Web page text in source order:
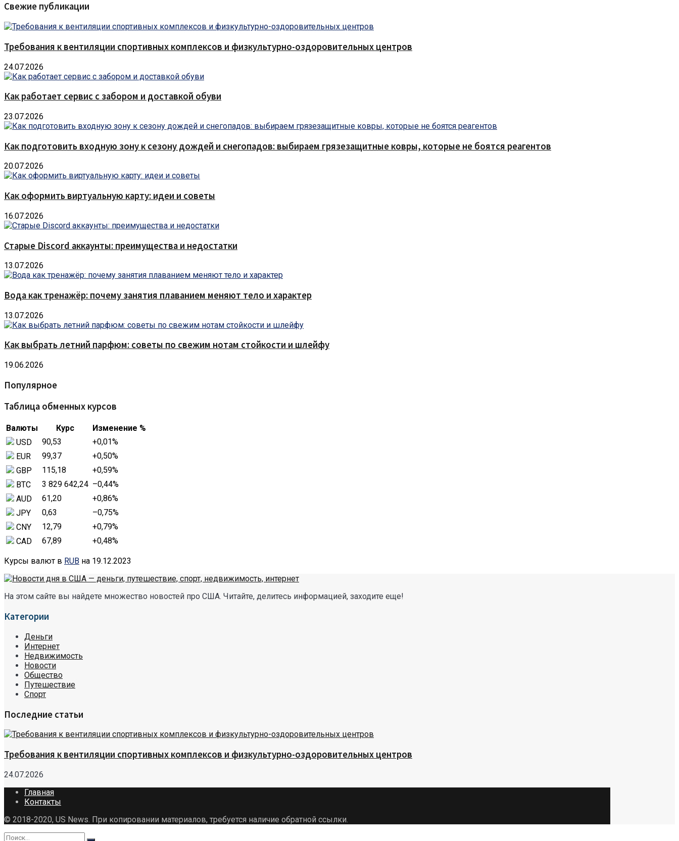
Свежие публикации
Требования к вентиляции спортивных комплексов и физкультурно-оздоровительных центров
24.07.2026
Как работает сервис с забором и доставкой обуви
23.07.2026
Как подготовить входную зону к сезону дождей и снегопадов: выбираем грязезащитные ковры, которые не боятся реагентов
20.07.2026
Как оформить виртуальную карту: идеи и советы
16.07.2026
Старые Discord аккаунты: преимущества и недостатки
13.07.2026
Вода как тренажёр: почему занятия плаванием меняют тело и характер
13.07.2026
Как выбрать летний парфюм: советы по свежим нотам стойкости и шлейфу
19.06.2026
Популярное
Таблица обменных курсов
Валюты Курс
Изменение %
USD
90,53 +0,01%
EUR
99,37 +0,50%
GBP
115,18 +0,59%
BTC
3 829 642,24 –0,44%
AUD
61,20 +0,86%
JPY
0,63 –0,75%
CNY
12,79 +0,79%
CAD
67,89 +0,48%
Курсы валют в RUB на 19.12.2023
На этом сайте вы найдете множество новостей про США. Читайте, делитесь информацией, заходите еще!
Категории
Деньги
Интернет
Недвижимость
Новости
Общество
Путешествие
Спорт
Последние статьи
Требования к вентиляции спортивных комплексов и физкультурно-оздоровительных центров
24.07.2026
Главная
Контакты
© 2018-2020, US News. При копировании материалов, требуется наличие обратной ссылки.